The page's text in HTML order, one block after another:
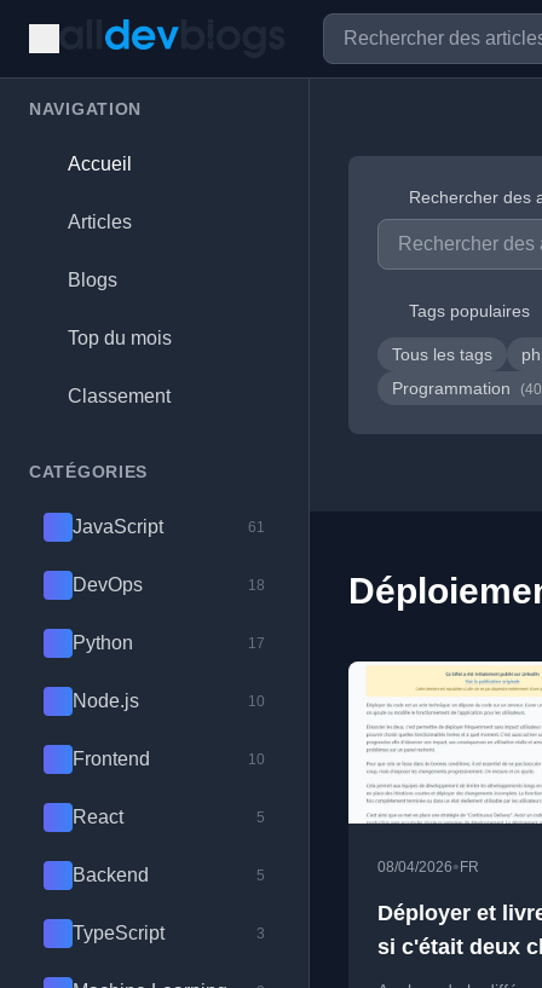
NAVIGATION
Accueil
Articles
Blogs
Top du mois
Classement
CATÉGORIES
JavaScript 61
DevOps 18
Python 17
Node.js 10
Frontend 10
React 5
Backend 5
TypeScript 3
Rechercher des
Tags populaires
Tous les tags
Programmation
08/04/2026• FR
Déployer et
si c'était deux
différentes ?